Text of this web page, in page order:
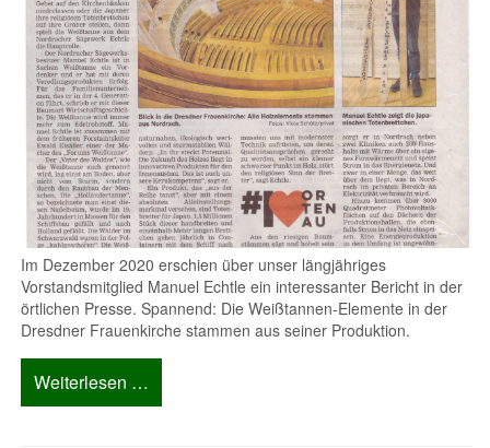
Im Dezember 2020 erschien über unser längjähriges
Vorstandsmitglied Manuel Echtle ein interessanter Bericht in der
örtlichen Presse. Spannend: Die Weißtannen-Elemente in der
Dresdner Frauenkirche stammen aus seiner Produktion.
Weiterlesen …